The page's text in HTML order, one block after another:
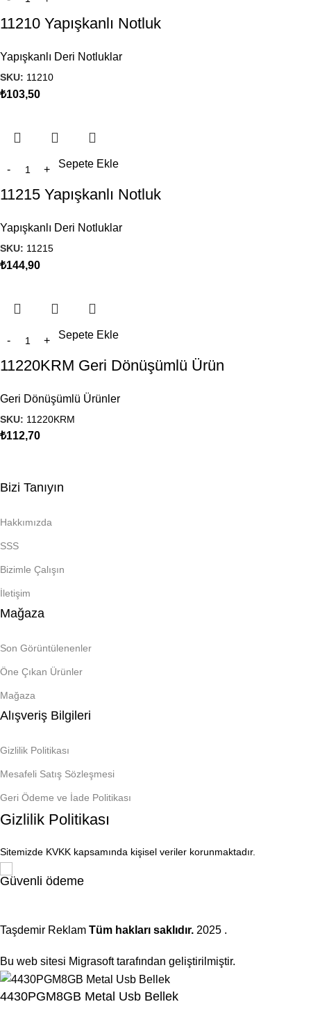
11210 Yapışkanlı Notluk
Yapışkanlı Deri Notluklar
SKU: 11210
₺103,50
Sepete Ekle
11215 Yapışkanlı Notluk
Yapışkanlı Deri Notluklar
SKU: 11215
₺144,90
Sepete Ekle
11220KRM Geri Dönüşümlü Ürün
Geri Dönüşümlü Ürünler
SKU: 11220KRM
₺112,70
Bizi Tanıyın
Hakkımızda
SSS
Bizimle Çalışın
İletişim
Mağaza
Son Görüntülenenler
Öne Çıkan Ürünler
Mağaza
Alışveriş Bilgileri
Gizlilik Politikası
Mesafeli Satış Sözleşmesi
Geri Ödeme ve İade Politikası
Gizlilik Politikası
Sitemizde KVKK kapsamında kişisel veriler korunmaktadır.
Güvenli ödeme
Taşdemir Reklam Tüm hakları saklıdır. 2025 .
Bu web sitesi Migrasoft tarafından geliştirilmiştir.
4430PGM8GB Metal Usb Bellek